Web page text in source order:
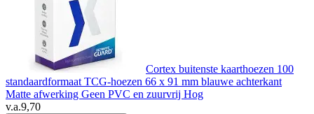
Cortex buitenste kaarthoezen 100
standaardformaat TCG-hoezen 66 x 91 mm blauwe achterkant
Matte afwerking Geen PVC en zuurvrij Hog
v.a.9,70